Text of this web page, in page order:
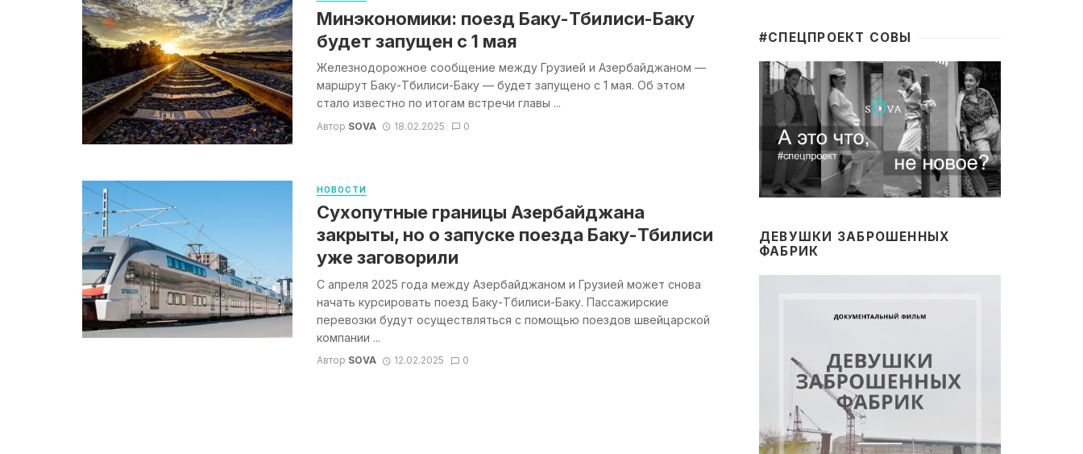
Минэкономики: поезд Баку-Тбилиси-Баку
будет запущен с 1 мая
Железнодорожное сообщение между Грузией и Азербайджаном —
маршрут Баку-Тбилиси-Баку — будет запущено с 1 мая. Об этом
стало известно по итогам встречи главы ...
Автор SOVA 18.02.2025 0
НОВОСТИ
Сухопутные границы Азербайджана
закрыты, но о запуске поезда Баку-Тбилиси
уже заговорили
С апреля 2025 года между Азербайджаном и Грузией может снова
начать курсировать поезд Баку-Тбилиси-Баку. Пассажирские
перевозки будут осуществляться с помощью поездов швейцарской
компании ...
Автор SOVA 12.02.2025 0
#CПЕЦПРОЕКТ СОВЫ
ДЕВУШКИ ЗАБРОШЕННЫХ
ФАБРИК